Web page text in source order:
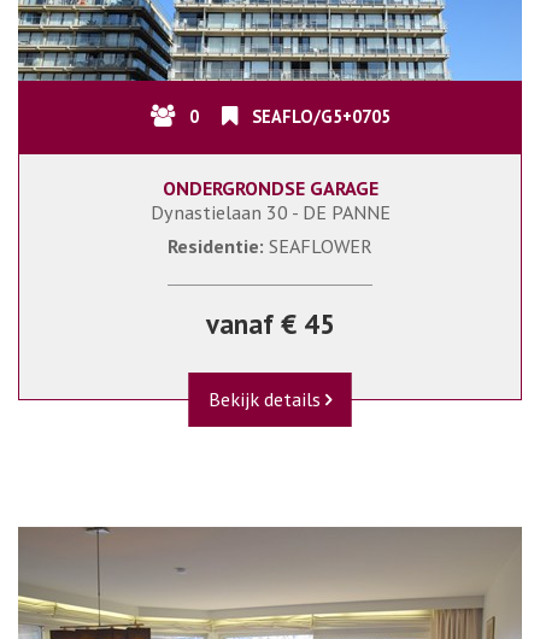
0 SEAFLO/G5+0705
ONDERGRONDSE GARAGE
Dynastielaan 30 - DE PANNE
Residentie: SEAFLOWER
vanaf € 45
Bekijk details